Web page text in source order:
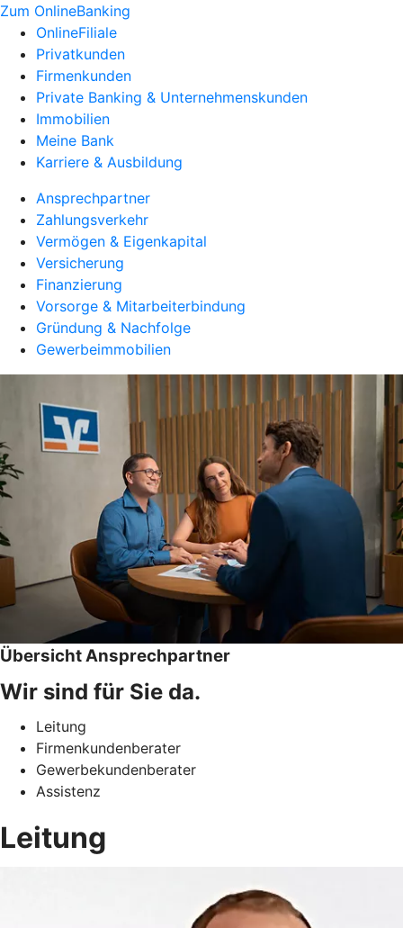
Zum OnlineBanking
OnlineFiliale
Privatkunden
Firmenkunden
Private Banking & Unternehmenskunden
Immobilien
Meine Bank
Karriere & Ausbildung
Ansprechpartner
Zahlungsverkehr
Vermögen & Eigenkapital
Versicherung
Finanzierung
Vorsorge & Mitarbeiterbindung
Gründung & Nachfolge
Gewerbeimmobilien
Übersicht Ansprechpartner
Wir sind für Sie da.
Leitung
Firmenkundenberater
Gewerbekundenberater
Assistenz
Leitung